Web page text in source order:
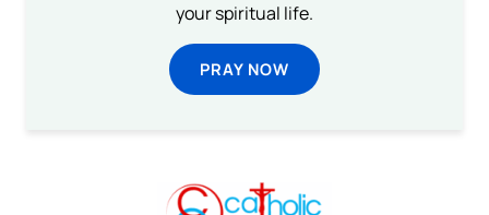
your spiritual life.
PRAY NOW